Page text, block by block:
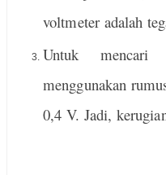
voltmeter adalah
Untuk mencari
menggunakan
0,4 V. Jadi,